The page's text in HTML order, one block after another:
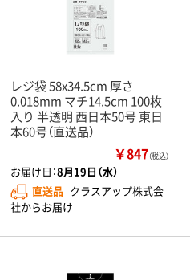
レジ袋 58x34.5cm 厚さ
0.018mm マチ14.5cm 100枚
入り 半透明 西日本50号 東日
本60号（直送品）
￥847（税込）
お届け日：8月19日（水）
直送品 クラスアップ株式会
社からお届け